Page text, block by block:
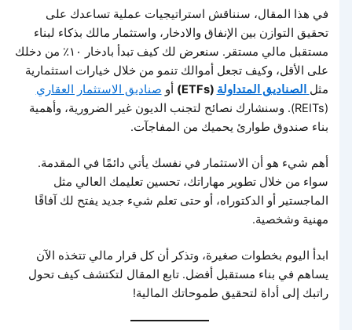
في هذا المقال، سنناقش استراتيجيات عملية تساعدك على
تحقيق التوازن بين الإنفاق والادخار، واستثمار مالك بذكاء لبناء
مستقبل مالي مستقر. سنعرض لك كيف تبدأ بادخار ١٠٪ من دخلك
على الأقل، وكيف تجعل أموالك تنمو من خلال خيارات استثمارية
مثل الصناديق المتداولة(ETFs) أوصناديق الاستثمار العقاري
(REITs). وسنشارك نصائح لتجنب الديون غير الضرورية، وأهمية
بناء صندوق طوارئ يحميك من المفاجآت.
أهم شيء هو أن الاستثمار في نفسك يأتي دائمًا في المقدمة.
سواء من خلال تطوير مهاراتك، تحسين تعليمك العالي مثل
الماجستير أو الدكتوراه، أو حتى تعلم شيء جديد يفتح لك آفاقًا
مهنية وشخصية.
ابدأ اليوم بخطوات صغيرة، وتذكر أن كل قرار مالي تتخذه الآن
يساهم في بناء مستقبل أفضل. تابع المقال لتكتشف كيف تحول
راتبك إلى أداة لتحقيق طموحاتك المالية!